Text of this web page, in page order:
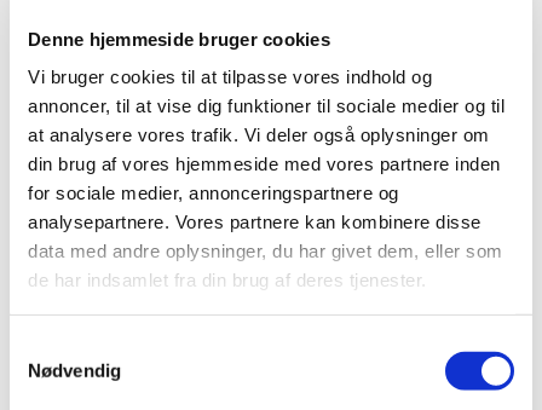
Denne hjemmeside bruger cookies
Vi bruger cookies til at tilpasse vores indhold og
annoncer, til at vise dig funktioner til sociale medier og til
at analysere vores trafik. Vi deler også oplysninger om
din brug af vores hjemmeside med vores partnere inden
for sociale medier, annonceringspartnere og
analysepartnere. Vores partnere kan kombinere disse
data med andre oplysninger, du har givet dem, eller som
de har indsamlet fra din brug af deres tjenester.
Nødvendig
Diakoni
Ordet diakoni stammer fra det græske ord diakonia, som
diakon den, der læste tekster og delte brød og vin ud ved